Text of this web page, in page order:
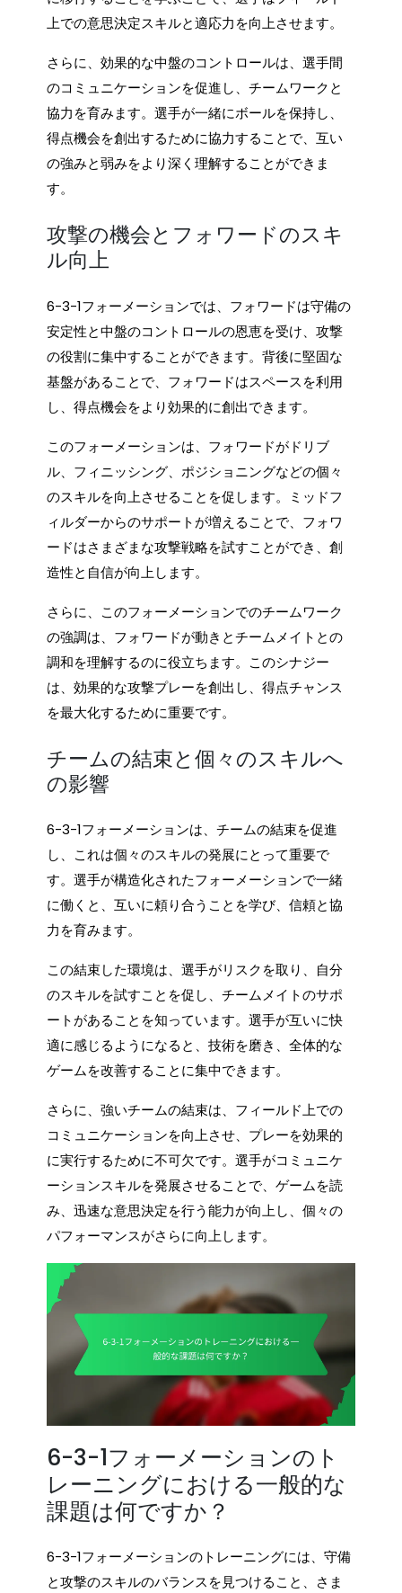
上での意思決定スキルと適応力を向上させます。
さらに、効果的な中盤のコントロールは、選手間
のコミュニケーションを促進し、チームワークと
協力を育みます。選手が一緒にボールを保持し、
得点機会を創出するために協力することで、互い
の強みと弱みをより深く理解することができま
す。
攻撃の機会とフォワードのスキ
ル向上
6-3-1フォーメーションでは、フォワードは守備の
安定性と中盤のコントロールの恩恵を受け、攻撃
の役割に集中することができます。背後に堅固な
基盤があることで、フォワードはスペースを利用
し、得点機会をより効果的に創出できます。
このフォーメーションは、フォワードがドリブ
ル、フィニッシング、ポジショニングなどの個々
のスキルを向上させることを促します。ミッドフ
ィルダーからのサポートが増えることで、フォワ
ードはさまざまな攻撃戦略を試すことができ、創
造性と自信が向上します。
さらに、このフォーメーションでのチームワーク
の強調は、フォワードが動きとチームメイトとの
調和を理解するのに役立ちます。このシナジー
は、効果的な攻撃プレーを創出し、得点チャンス
を最大化するために重要です。
チームの結束と個々のスキルへ
の影響
6-3-1フォーメーションは、チームの結束を促進
し、これは個々のスキルの発展にとって重要で
す。選手が構造化されたフォーメーションで一緒
に働くと、互いに頼り合うことを学び、信頼と協
力を育みます。
この結束した環境は、選手がリスクを取り、自分
のスキルを試すことを促し、チームメイトのサポ
ートがあることを知っています。選手が互いに快
適に感じるようになると、技術を磨き、全体的な
ゲームを改善することに集中できます。
さらに、強いチームの結束は、フィールド上での
コミュニケーションを向上させ、プレーを効果的
に実行するために不可欠です。選手がコミュニケ
ーションスキルを発展させることで、ゲームを読
み、迅速な意思決定を行う能力が向上し、個々の
パフォーマンスがさらに向上します。
6-3-1フォーメーションのト
レーニングにおける一般的な
課題は何ですか？
6-3-1フォーメーションのトレーニングには、守備
と攻撃のスキルのバランスを見つけること、さま